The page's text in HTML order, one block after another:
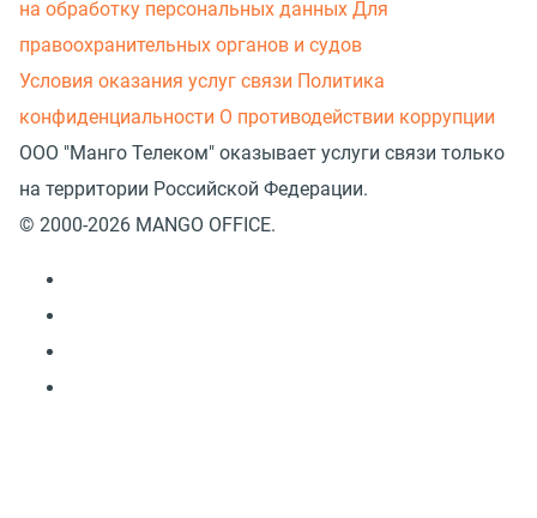
на обработку персональных данных Для
правоохранительных органов и судов
Условия оказания услуг связи Политика
конфиденциальности О противодействии коррупции
ООО "Манго Телеком" оказывает услуги связи только
на территории Российской Федерации.
© 2000-2026 MANGO OFFICE.